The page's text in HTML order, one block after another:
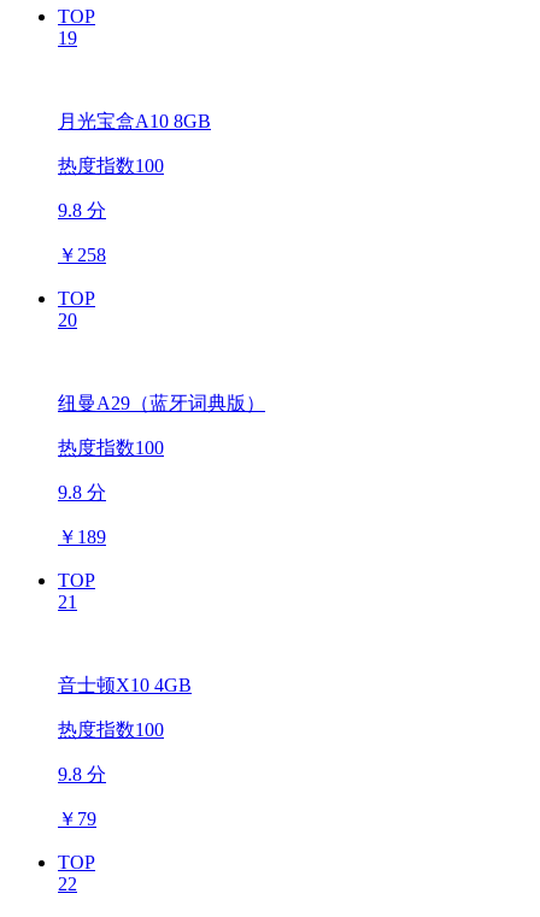
TOP
19
月光宝盒A10 8GB
热度指数100
9.8 分
￥ 258
TOP
20
纽曼A29（蓝牙词典版）
热度指数100
9.8 分
￥ 189
TOP
21
音士顿X10 4GB
热度指数100
9.8 分
￥ 79
TOP
22